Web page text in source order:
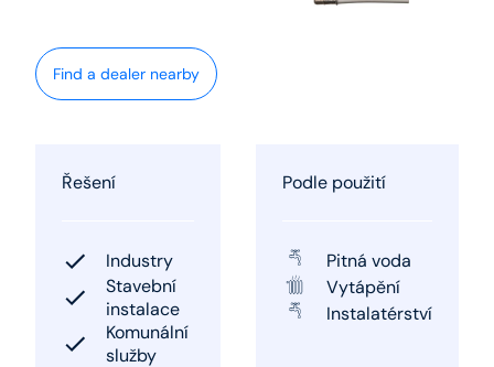
Find a dealer nearby
Řešení
Industry
Stavební
instalace
Komunální
služby
Podle použití
Pitná voda
Vytápění
Instalatérství